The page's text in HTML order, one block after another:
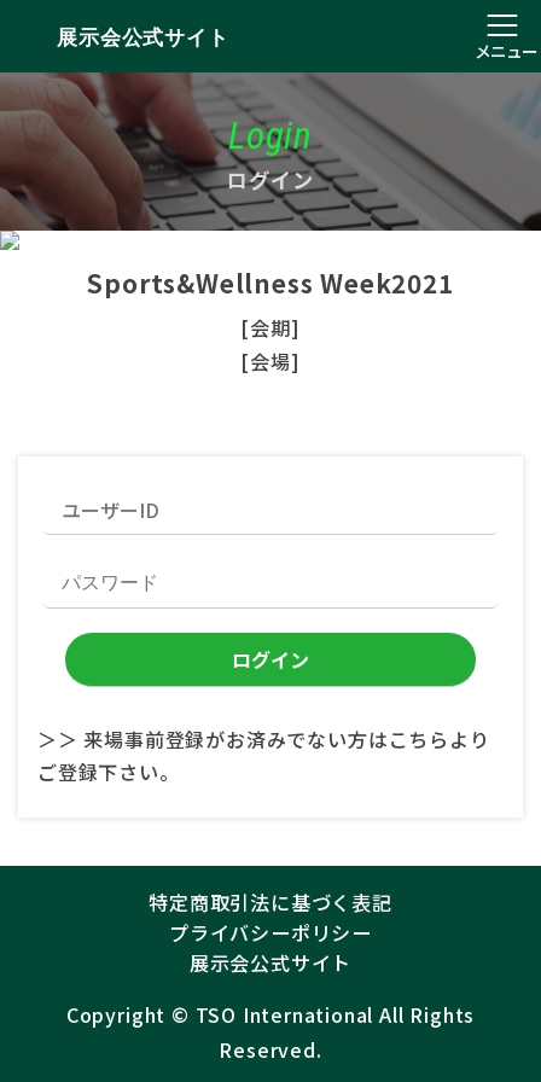
展示会公式サイト
メニュー
Login
ログイン
Sports&Wellness Week2021
[会期]
[会場]
＞＞ 来場事前登録がお済みでない方はこちらより
ご登録下さい。
特定商取引法に基づく表記
プライバシーポリシー
展示会公式サイト
Copyright ©︎ TSO International All Rights
Reserved.